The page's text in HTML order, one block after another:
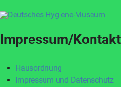
Impressum/Kontakt
Hausordnung
Impressum und Datenschutz